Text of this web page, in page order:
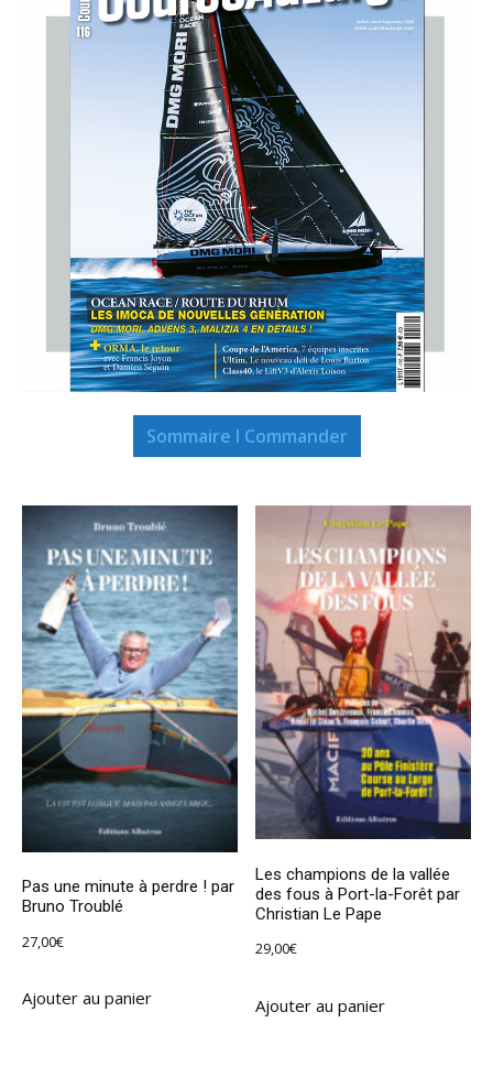
Sommaire I Commander
Pas une minute à perdre ! par
Bruno Troublé
27,00€
Ajouter au panier
Les champions de la vallée
des fous à Port-la-Forêt par
Christian Le Pape
29,00€
Ajouter au panier